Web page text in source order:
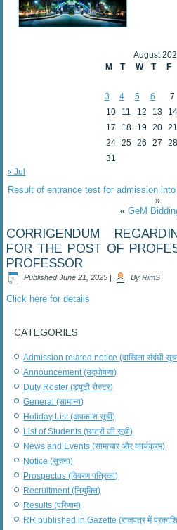
August
M
T W T F
3
4 5 6 7
10
11 12 13 14
17
18 19 20 21
24 25 26 27 28
31
« Jul
Result of entrance test for admission
»
« GeM
CORRIGENDUM
FOR THE POST OF
PROFESSOR
Published June 21, 2025 | By RimS
Click here for details
CATEGORIES
Admission related notice (दाखिला संबंधी
Announcement (उद्घोषणा)
Duty Roster (ड्यूटी रोस्टर)
General (सामान्य)
Holiday List (अवकाश सूची)
List of Students (छात्रों की सूची)
News and Events (सामाचार और कार्यक्रम)
Notice (सूचना)
Prospectus (विवरण पत्रिका)
Recruitment (नियुक्ति)
Results (परिणाम)
RR published in Gazette (राजपत्र में